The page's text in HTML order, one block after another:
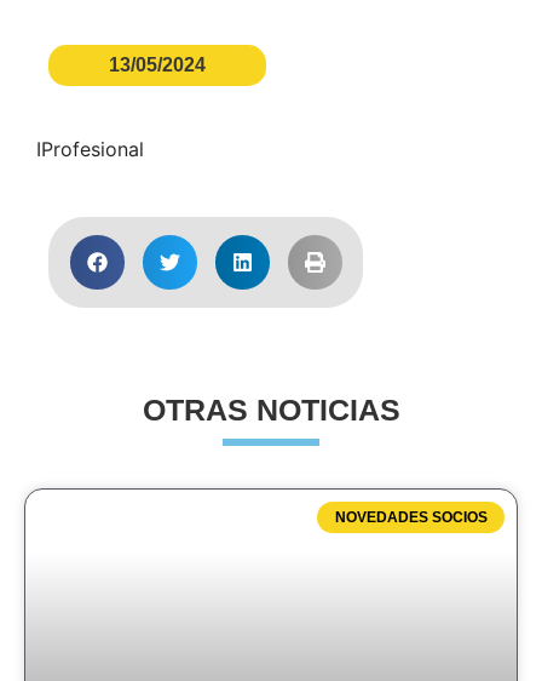
13/05/2024
IProfesional
OTRAS NOTICIAS
NOVEDADES SOCIOS